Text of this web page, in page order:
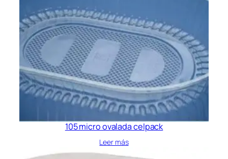
105 micro ovalada celpack
Leer más